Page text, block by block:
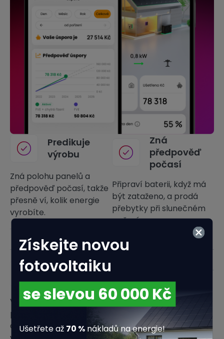
Predikuje
výrobu
Zná polohu panelů a
předpověď počasí, takže
přesně ví, kolik energie
vyrobíte.
Zná
předpověď
počasí
Připraví baterii, když má
být zataženo, a prodá
přebytky při slunečném
počasí.
Chytře
obchoduje
Výhodně kupuje a
prodává energii podle
aktuálních cen, aby vám
Efektivní řídí
spotřebu
Analyzuje vaši spotřebu a
zajistí dostatek levné
Získejte novou
fotovoltaiku
se slevou 60 000 Kč
Ušetřete až 70 % nákladů na energie!
Kolik osob žije ve vaší
domácnosti?